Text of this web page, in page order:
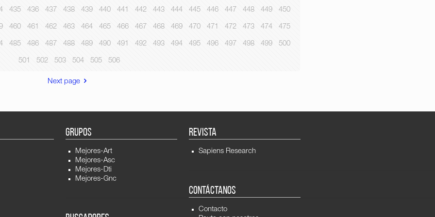
435 436 437 438 439 440 441 442 443 444 445 446 447 448 449 450
460 461 462 463 464 465 466 467 468 469 470 471 472 473 474 475
485 486 487 488 489 490 491 492 493 494 495 496 497 498 499 500
501 502 503 504 505 506
Next page
GRUPOS
Mejores-Art
Mejores-Asc
Mejores-Dti
Mejores-Gnc
REVISTA
Sapiens Research
CONTÁCTANOS
Contacto